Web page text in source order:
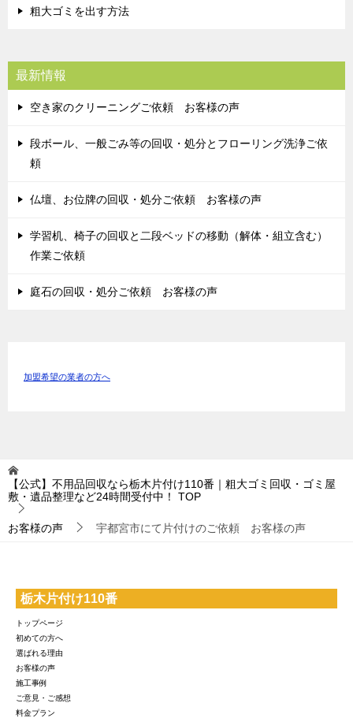
粗大ゴミを出す方法
最新情報
空き家のクリーニングご依頼 お客様の声
段ボール、一般ごみ等の回収・処分とフローリング洗浄ご依
頼
仏壇、お位牌の回収・処分ご依頼 お客様の声
学習机、椅子の回収と二段ベッドの移動（解体・組立含む）
作業ご依頼
庭石の回収・処分ご依頼 お客様の声
加盟希望の業者の方へ
【公式】不用品回収なら栃木片付け110番｜粗大ゴミ回収・ゴミ屋
敷・遺品整理など24時間受付中！
TOP
お客様の声 宇都宮市にて片付けのご依頼 お客様の声
栃木片付け110番
トップページ
初めての方へ
選ばれる理由
お客様の声
施工事例
ご意見・ご感想
料金プラン